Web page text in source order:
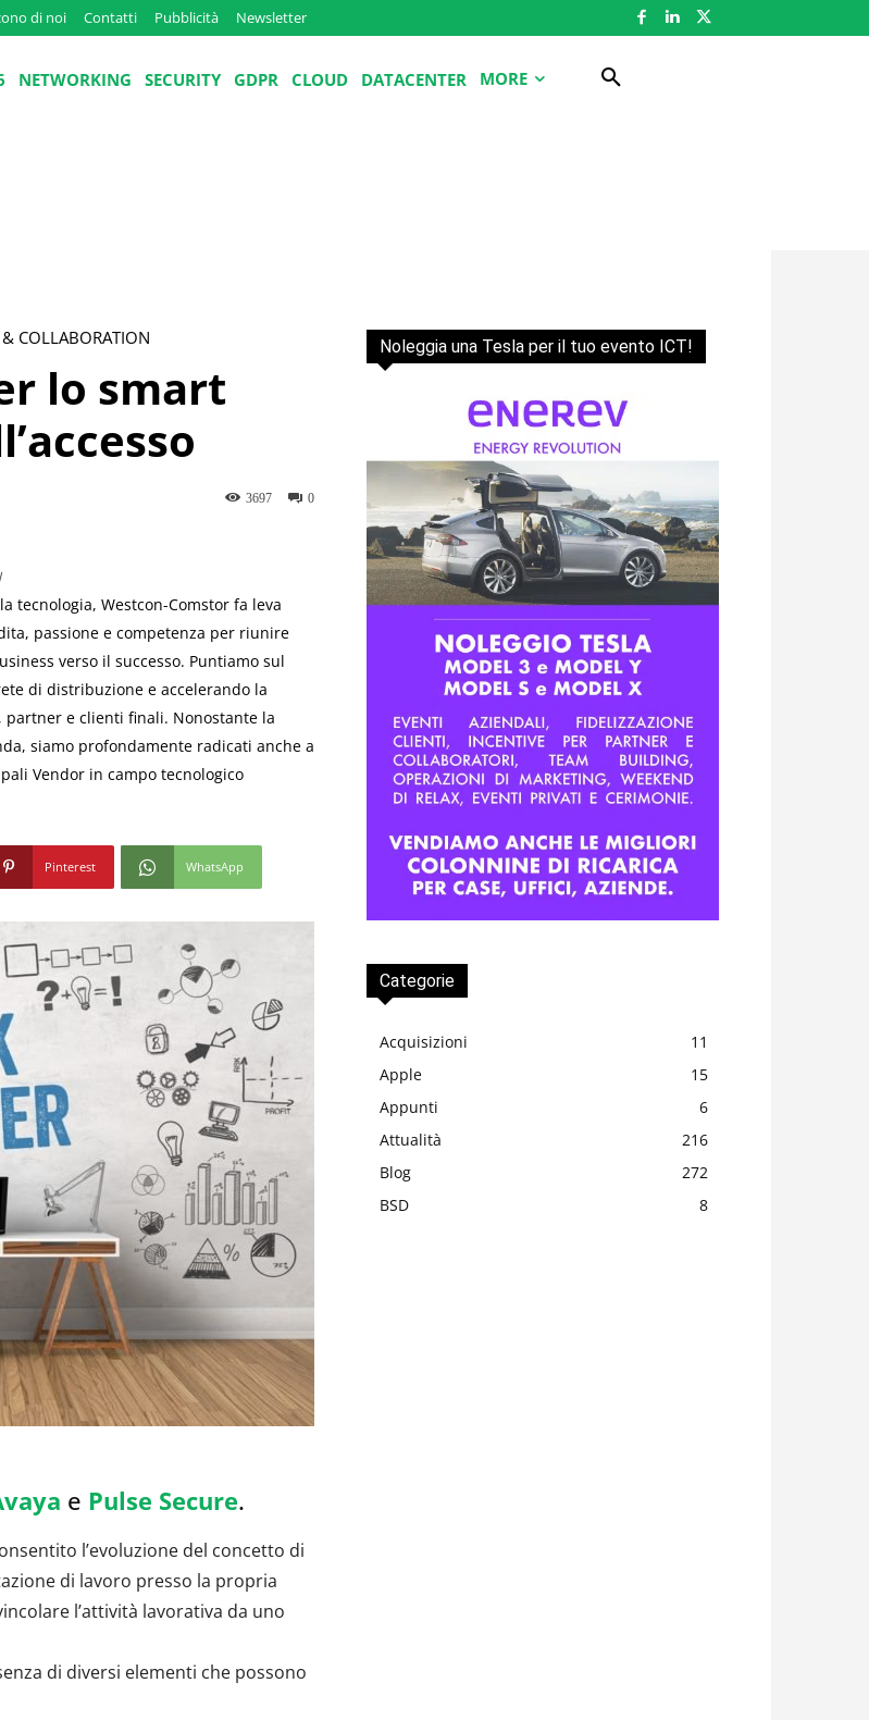
di noi Contatti Pubblicità Newsletter
NETWORKING SECURITY GDPR CLOUD DATACENTER MORE
COLLABORATION
lo smart
0
3697
Westcon-Comstor fa leva
passione e competenza per riunire
verso il successo. Puntiamo sul
di distribuzione e accelerando la
e clienti finali. Nonostante la
siamo profondamente radicati anche a
Vendor in campo tecnologico
Pinterest WhatsApp
e Pulse Secure.
l’evoluzione del concetto di
di lavoro presso la propria
l’attività lavorativa da uno
di diversi elementi che possono
Noleggia una Tesla per il tuo evento ICT!
Categorie
Acquisizioni
11
Apple
15
Appunti
6
Attualità
216
Blog
272
BSD
8